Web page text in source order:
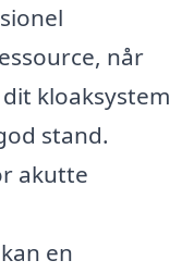
når
kloaksystem
stand.
akutte
en